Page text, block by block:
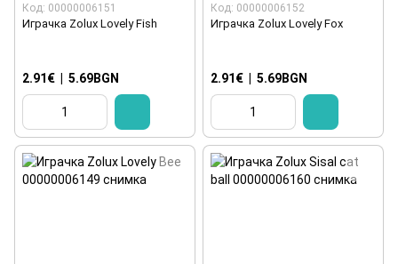
Код: 00000006151
Играчка Zolux Lovely Fish
2.91€ 5.69BGN
Код: 00000006152
Играчка Zolux Lovely Fox
2.91€ 5.69BGN